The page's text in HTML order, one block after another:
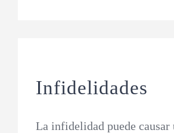
Infidelidades
La infidelidad puede causar